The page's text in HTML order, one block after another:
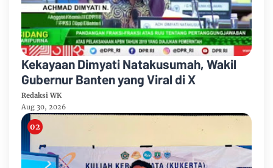
Kekayaan Dimyati Natakusumah, Wakil
Gubernur Banten yang Viral di X
Redaksi WK
Aug 30, 2026